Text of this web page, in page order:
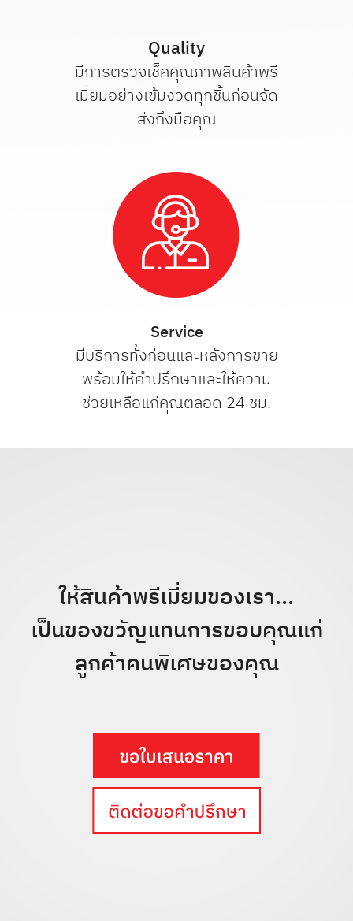
Quality
มีการตรวจเช็คคุณภาพสินค้าพรี
เมี่ยมอย่างเข้มงวดทุกชิ้นก่อนจัด
ส่งถึงมือคุณ
Service
มีบริการทั้งก่อนและหลังการขาย
พร้อมให้คำปรึกษาและให้ความ
ช่วยเหลือแก่คุณตลอด 24 ชม.
ให้สินค้าพรีเมี่ยมของเรา...
เป็นของขวัญแทนการขอบคุณแก่
ลูกค้าคนพิเศษของคุณ